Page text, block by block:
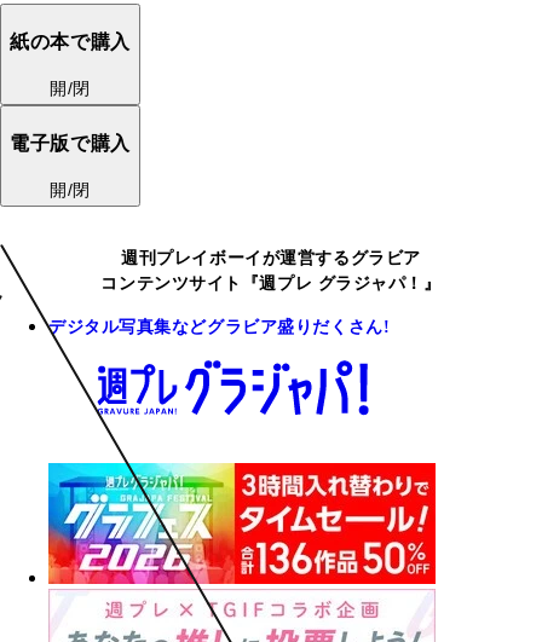
紙の本で購入
開/閉
電子版で購入
開/閉
週刊プレイボーイが運営するグラビア
コンテンツサイト『週プレ グラジャパ！』
デジタル写真集などグラビア盛りだくさん!